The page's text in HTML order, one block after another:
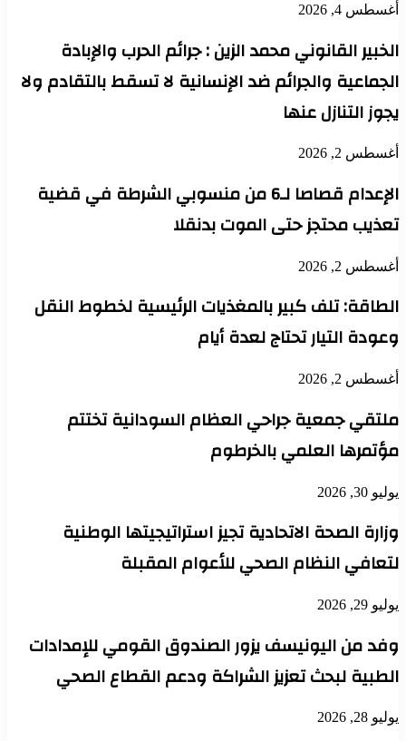
أغسطس 4, 2026
الخبير القانوني محمد الزين : جرائم الحرب والإبادة
الجماعية والجرائم ضد الإنسانية لا تسقط بالتقادم ولا
يجوز التنازل عنها
أغسطس 2, 2026
الإعدام قصاصا لـ6 من منسوبي الشرطة في قضية
تعذيب محتجز حتى الموت بدنقلا
أغسطس 2, 2026
الطاقة: تلف كبير بالمغذيات الرئيسية لخطوط النقل
وعودة التيار تحتاج لعدة أيام
أغسطس 2, 2026
ملتقي جمعية جراحي العظام السودانية تختتم
مؤتمرها العلمي بالخرطوم
يوليو 30, 2026
وزارة الصحة الاتحادية تجيز استراتيجيتها الوطنية
لتعافي النظام الصحي للأعوام المقبلة
يوليو 29, 2026
وفد من اليونيسف يزور الصندوق القومي للإمدادات
الطبية لبحث تعزيز الشراكة ودعم القطاع الصحي
يوليو 28, 2026